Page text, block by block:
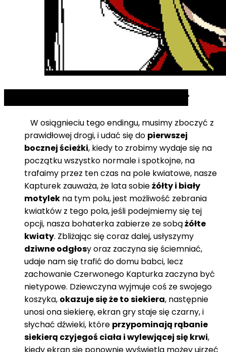
W osiągnieciu tego endingu, musimy zboczyć z
prawidłowej drogi, i udać się do pierwszej
bocznej ścieżki, kiedy to zrobimy wydaje się na
początku wszystko normale i spotkojne, na
trafaimy przez ten czas na pole kwiatowe, nasze
Kapturek zauważa, że lata sobieżółty i biały
motylek na tym polu, jest możliwość zebrania
kwiatków z tego pola, jeśli podejmiemy się tej
opcji, nasza bohaterka zabierze ze sobążółte
kwiaty. Zbliżając się coraz dalej, usłyszymy
dziwne odgłosy oraz zaczyna się ściemniać,
udaje nam się trafić do domu babci, lecz
zachowanie Czerwonego Kapturka zaczyna być
nietypowe. Dziewczyna wyjmuje coś ze swojego
koszyka, okazuje się że to siekiera, następnie
unosi ona siekierę, ekran gry staje się czarny, i
słychać dźwieki, które przypominają rąbanie
siekierą czyjegoś ciała i wylewjącej się krwi,